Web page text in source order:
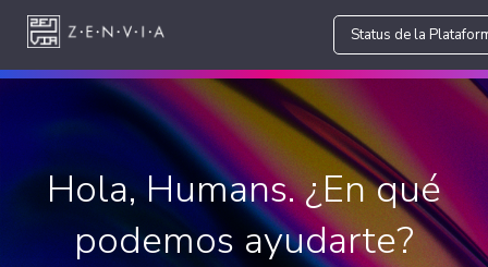
Status de la
Hola, Humans. ¿En qué
podemos ayudarte?